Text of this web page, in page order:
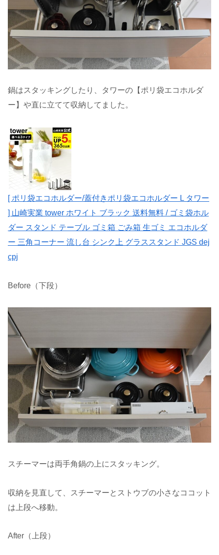
鍋はスタッキングしたり、タワーの【ポリ袋エコホルダ
ー】や直に立てて収納してました。
[ ポリ袋エコホルダー/蓋付きポリ袋エコホルダー L タワー
] 山崎実業 tower ホワイト ブラック 送料無料 / ゴミ袋ホル
ダー スタンド テーブル ゴミ箱 ごみ箱 生ゴミ エコホルダ
ー 三角コーナー 流し台 シンク上 グラススタンド JGS dej
cpj
Before（下段）
スチーマーは両手角鍋の上にスタッキング。
収納を見直して、スチーマーとストウブの小さなココット
は上段へ移動。
After（上段）